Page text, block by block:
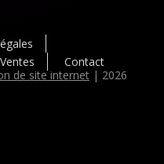
Contact
de site internet| 2026